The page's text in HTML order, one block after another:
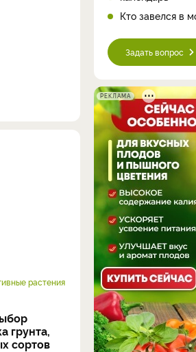
растения
грунта,
сортов
Кто завелся в
Задать вопрос
РЕКЛАМА